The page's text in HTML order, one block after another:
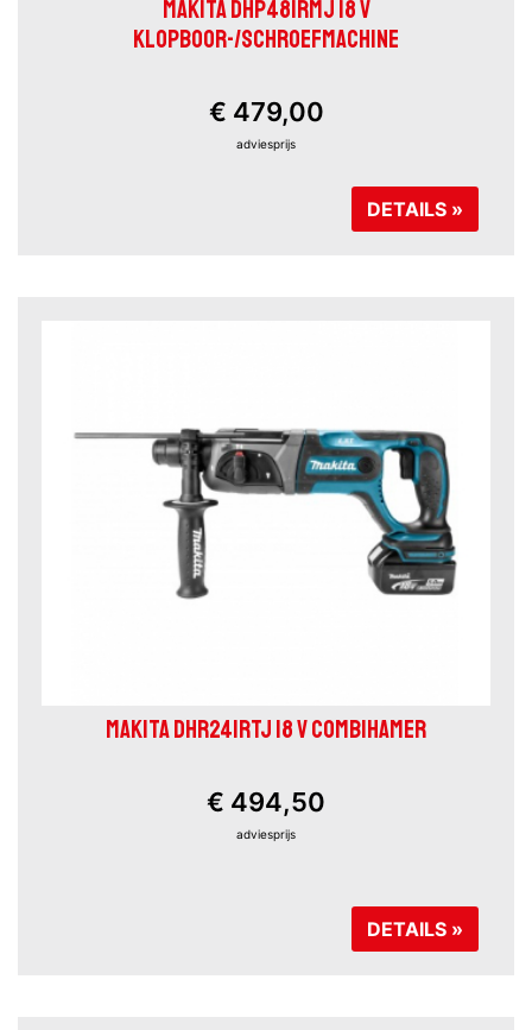
MAKITA DHP481RMJ 18 V
KLOPBOOR-/SCHROEFMACHINE
€ 479,00
adviesprijs
DETAILS »
MAKITA DHR241RTJ 18 V COMBIHAMER
€ 494,50
adviesprijs
DETAILS »